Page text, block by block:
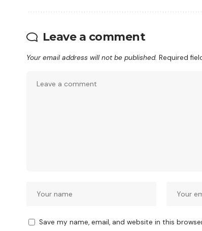
Leave a comment
Your email address will not be published. Required
Save my name, email, and website in this